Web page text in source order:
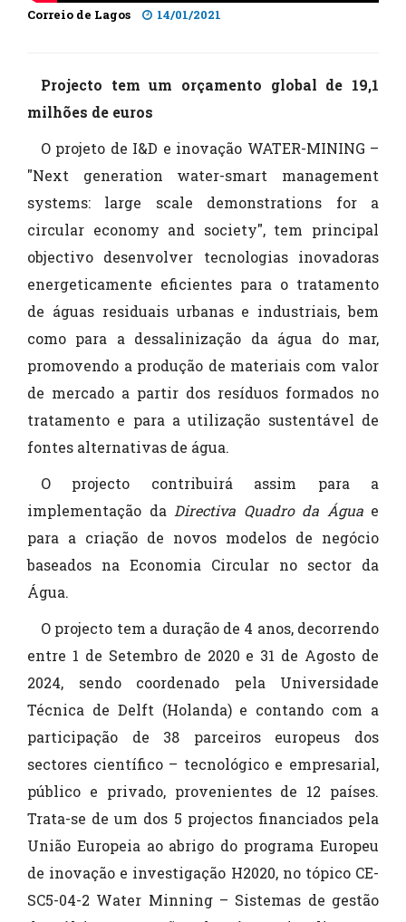
Correio de Lagos 14/01/2021
Projecto tem um orçamento global de 19,1
milhões de euros
O projeto de I&D e inovação WATER-MINING –
"Next generation water-smart management
systems: large scale demonstrations for a
circular economy and society", tem principal
objectivo desenvolver tecnologias inovadoras
energeticamente eficientes para o tratamento
de águas residuais urbanas e industriais, bem
como para a dessalinização da água do mar,
promovendo a produção de materiais com valor
de mercado a partir dos resíduos formados no
tratamento e para a utilização sustentável de
fontes alternativas de água.
O projecto contribuirá assim para a
implementação da Directiva Quadro da Águae
para a criação de novos modelos de negócio
baseados na Economia Circular no sector da
Água.
O projecto tem a duração de 4 anos, decorrendo
entre 1 de Setembro de 2020 e 31 de Agosto de
2024, sendo coordenado pela Universidade
Técnica de Delft (Holanda) e contando com a
participação de 38 parceiros europeus dos
sectores científico – tecnológico e empresarial,
público e privado, provenientes de 12 países.
Trata-se de um dos 5 projectos financiados pela
União Europeia ao abrigo do programa Europeu
de inovação e investigação H2020, no tópico CE-
SC5-04-2 Water Minning – Sistemas de gestão